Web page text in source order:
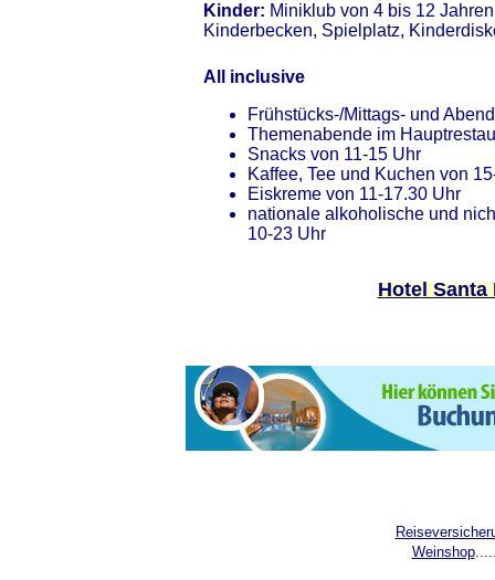
Kinder: Miniklub von 4 bis 12
Kinderbecken, Spielplatz,
All inclusive
Frühstücks-/Mittags- und
Themenabende im
Snacks von 11-15 Uhr
Kaffee, Tee und Kuchen von
Eiskreme von 11-17.30 Uhr
nationale alkoholische und
10-23 Uhr
Hotel Santa
Weinshop